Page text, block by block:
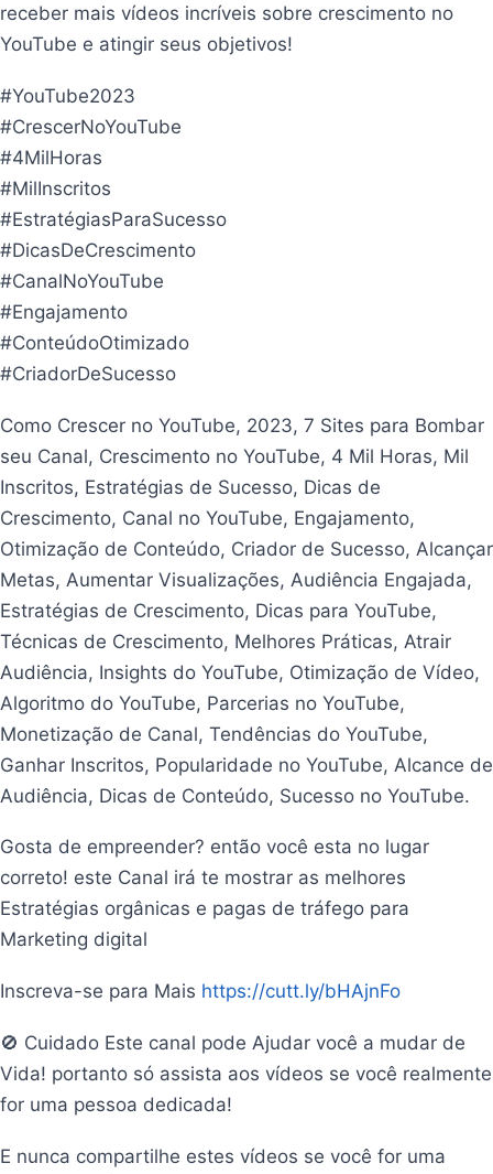
receber mais vídeos incríveis sobre crescimento no
YouTube e atingir seus objetivos!
#YouTube2023
#CrescerNoYouTube
#4MilHoras
#MilInscritos
#EstratégiasParaSucesso
#DicasDeCrescimento
#CanalNoYouTube
#Engajamento
#ConteúdoOtimizado
#CriadorDeSucesso
Como Crescer no YouTube, 2023, 7 Sites para Bombar
seu Canal, Crescimento no YouTube, 4 Mil Horas, Mil
Inscritos, Estratégias de Sucesso, Dicas de
Crescimento, Canal no YouTube, Engajamento,
Otimização de Conteúdo, Criador de Sucesso, Alcançar
Metas, Aumentar Visualizações, Audiência Engajada,
Estratégias de Crescimento, Dicas para YouTube,
Técnicas de Crescimento, Melhores Práticas, Atrair
Audiência, Insights do YouTube, Otimização de Vídeo,
Algoritmo do YouTube, Parcerias no YouTube,
Monetização de Canal, Tendências do YouTube,
Ganhar Inscritos, Popularidade no YouTube, Alcance de
Audiência, Dicas de Conteúdo, Sucesso no YouTube.
Gosta de empreender? então você esta no lugar
correto! este Canal irá te mostrar as melhores
Estratégias orgânicas e pagas de tráfego para
Marketing digital
Inscreva-se para Mais https://cutt.ly/bHAjnFo
🚫 Cuidado Este canal pode Ajudar você a mudar de
Vida! portanto só assista aos vídeos se você realmente
for uma pessoa dedicada!
E nunca compartilhe estes vídeos se você for uma